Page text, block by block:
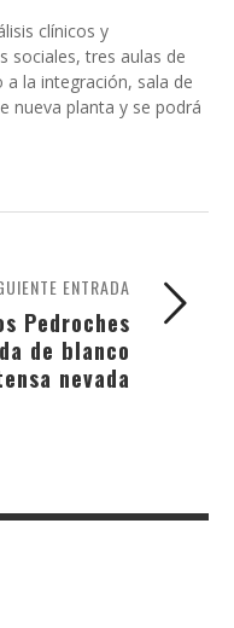
clínicos y
sociales, tres aulas de
la integración, sala de
nueva planta y se podrá
ENTRADA
Pedroches
de blanco
nevada